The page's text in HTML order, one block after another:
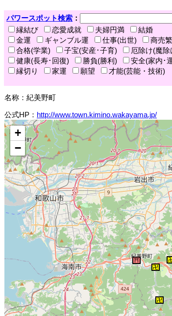
パワースポット検索 ：
縁結び
恋愛成就 夫婦円満
結婚
金運
ギャンブル運 仕事(出世)
商売
合格(学業)
子宝(安産･子育)
厄除け(魔除
健康(長寿･回復)
勝負(勝利)
安全(家内･
縁切り
家運 願望 才能(芸能・技術)
名称：紀美野町
公式HP： http://www.town.kimino.wakayama.jp/
+
−